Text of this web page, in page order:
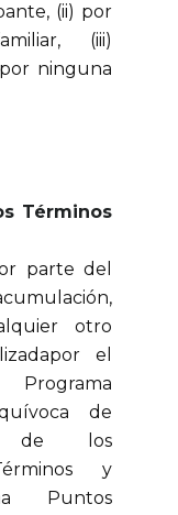
(ii) por
(iii)
ninguna
Términos
parte del
otro
el
de
de los
y
Puntos